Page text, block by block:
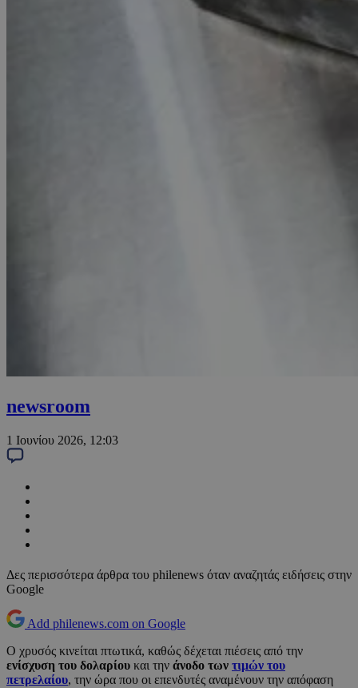
newsroom
1 Ιουνίου 2026, 12:03
Δες περισσότερα άρθρα του philenews όταν αναζητάς ειδήσεις στην
Google
Add philenews.com on Google
Ο χρυσός κινείται πτωτικά, καθώς δέχεται πιέσεις από την
ενίσχυση του δολαρίου και την άνοδο των τιμών του
πετρελαίου, την ώρα που οι επενδυτές αναμένουν την απόφαση